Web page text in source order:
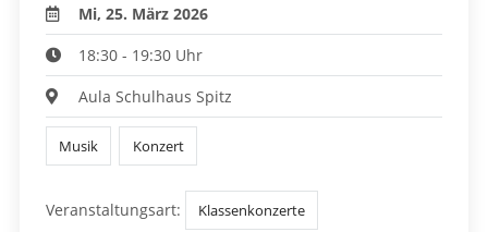
Mi, 25. März 2026
18:30 - 19:30 Uhr
Aula Schulhaus Spitz
Musik Konzert
Veranstaltungsart: Klassenkonzerte